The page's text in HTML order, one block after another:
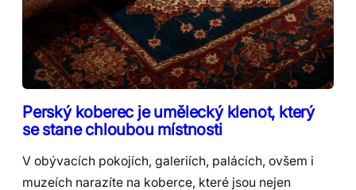
Perský koberec je umělecký klenot, který
se stane chloubou místnosti
V obývacích pokojích, galeriích, palácích, ovšem i
muzeích narazíte na koberce, které jsou nejen